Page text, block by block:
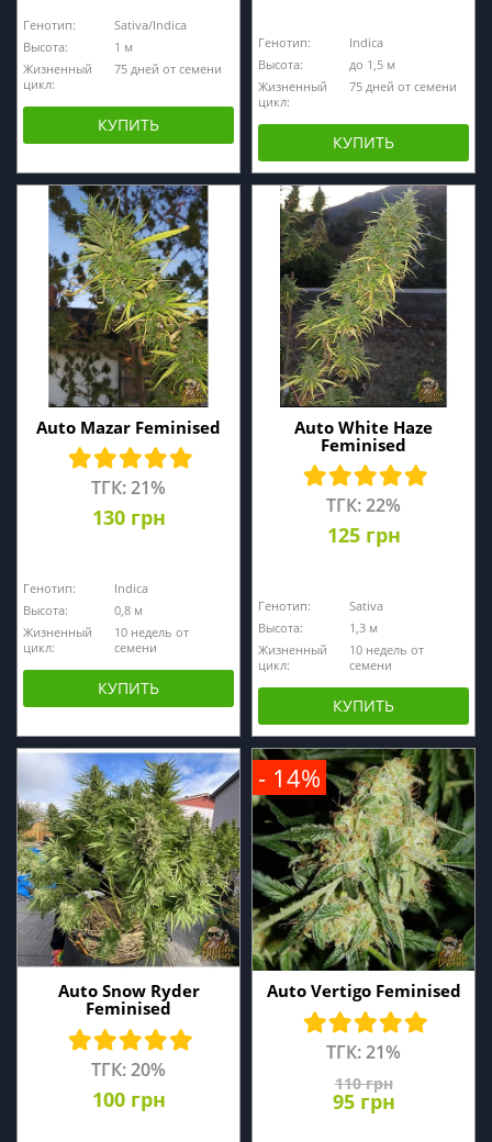
Генотип:
Sativa/Indica
Высота:
1 м
Жизненный
цикл:
75 дней от семени
КУПИТЬ
Генотип:
Indica
Высота:
до 1,5 м
Жизненный
цикл:
75 дней от семени
КУПИТЬ
Auto Mazar Feminised
ТГК: 21%
130 грн
Генотип:
Indica
Высота:
0,8 м
Жизненный
цикл:
10 недель от
семени
КУПИТЬ
Auto White Haze
Feminised
ТГК: 22%
125 грн
Генотип:
Sativa
Высота:
1,3 м
Жизненный
цикл:
10 недель от
семени
КУПИТЬ
Auto Snow Ryder
Feminised
ТГК: 20%
100 грн
Auto Vertigo Feminised
ТГК: 21%
110 грн
95 грн
- 14%